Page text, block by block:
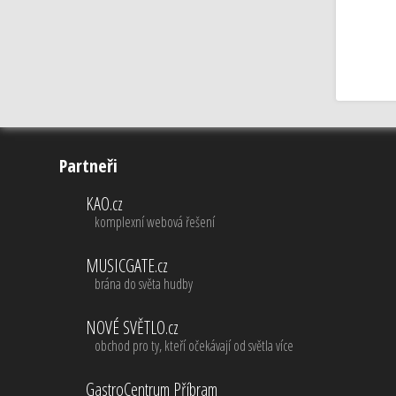
Partneři
KAO.cz
komplexní webová řešení
MUSICGATE.cz
brána do světa hudby
NOVÉ SVĚTLO.cz
obchod pro ty, kteří očekávají od světla více
GastroCentrum Příbram